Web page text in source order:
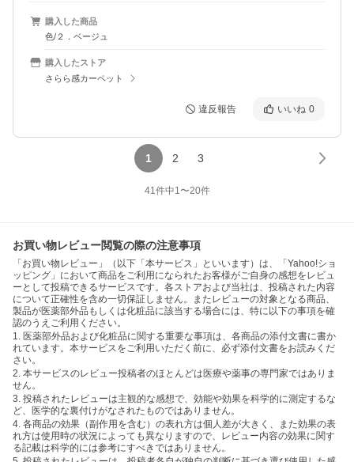
購入した商品
色/２．ベージュ
購入したストア
さらら感カーペット
違反報告 いいね 0
1 2 3
41件中1〜20件
お買い物レビュー閲覧の際の注意事項
「お買い物レビュー」（以下「本サービス」といいます）は、「Yahoo!ショ
ッピング」において商品をご利用になられたお客様がご自身の感想をレビュ
ーとして投稿できるサービスです。各ストアおよび当社は、投稿された内容
について正確性を含め一切保証しません。またレビューの対象となる商品、
製品が医薬部外品もしくは化粧品に該当する場合には、特に以下の事項を確
認のうえご利用ください。
1. 医薬部外品および化粧品に関する重要な事項は、各商品の添付文書に書か
れています。本サービスをご利用いただく前に、必ず添付文書をお読みくだ
さい。
2. 本サービスのレビュー投稿者のほとんどは医療や薬事の専門家ではありま
せん。
3. 投稿されたレビューは主観的な感想で、効能や効果を科学的に測定するな
ど、医学的な裏付けがなされたものではありません。
4. 各商品の効果（副作用を含む）の表れ方は個人差が大きく、また効果の表
れ方は使用時の状況によっても異なりますので、レビュー内容の効果に関す
る記載は科学的には参考にすべきではありません。